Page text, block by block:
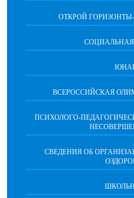
ОТКРОЙ
ВСЕРОССИЙСКАЯ
ПСИХОЛОГО-
СВЕДЕНИЯ ОБ